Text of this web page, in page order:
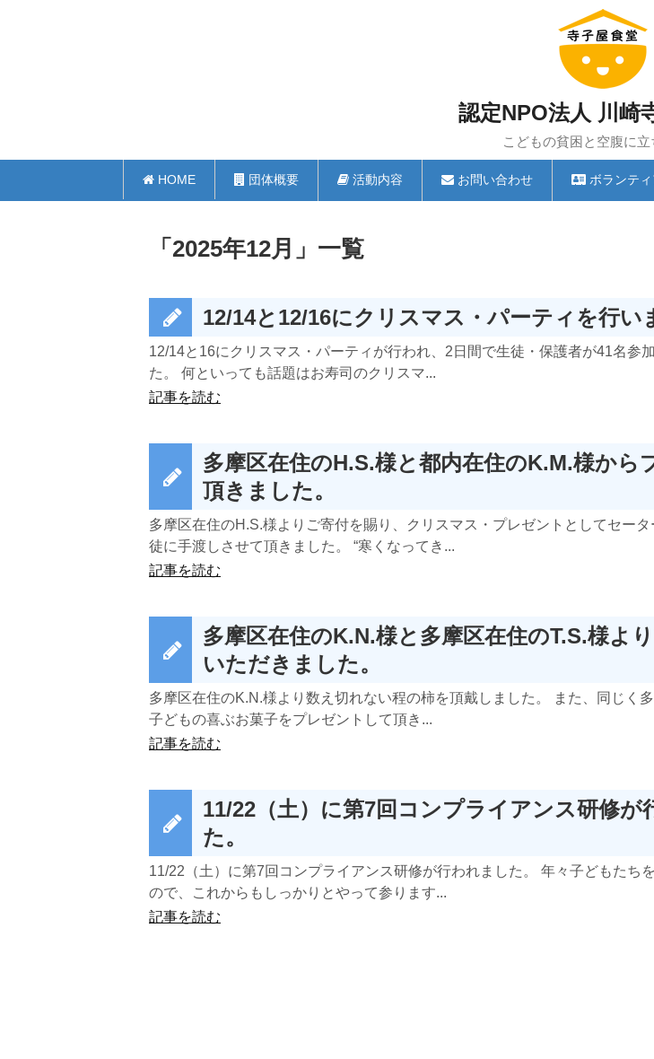
認定NPO法人 川崎
こどもの貧困と空腹に立
HOME 団体概要 活動内容 お問い合わせ ボランテ
「 2025年12月 」 一覧
12/14と12/16にクリスマス・パーティを行い
12/14と16にクリスマス・パーティが行われ、2日間で生徒・保護者が41名参
た。 何といっても話題はお寿司のクリスマ...
記事を読む
多摩区在住のH.S.様と都内在住のK.M.様から
頂きました。
多摩区在住のH.S.様よりご寄付を賜り、クリスマス・プレゼントとしてセー
徒に手渡しさせて頂きました。 “寒くなってき...
記事を読む
多摩区在住のK.N.様と多摩区在住のT.S.様よ
いただきました。
多摩区在住のK.N.様より数え切れない程の柿を頂戴しました。 また、同じく
子どもの喜ぶお菓子をプレゼントして頂き...
記事を読む
11/22（土）に第7回コンプライアンス研修が
た。
11/22（土）に第7回コンプライアンス研修が行われました。 年々子どもたち
ので、これからもしっかりとやって参ります...
記事を読む